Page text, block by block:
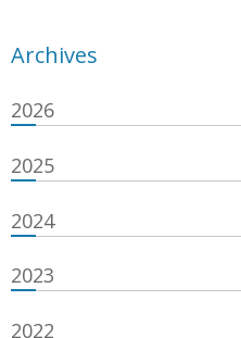
Archives
2026
2025
2024
2023
2022